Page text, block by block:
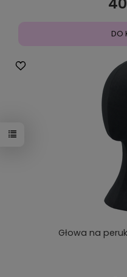
DO
Głowa na